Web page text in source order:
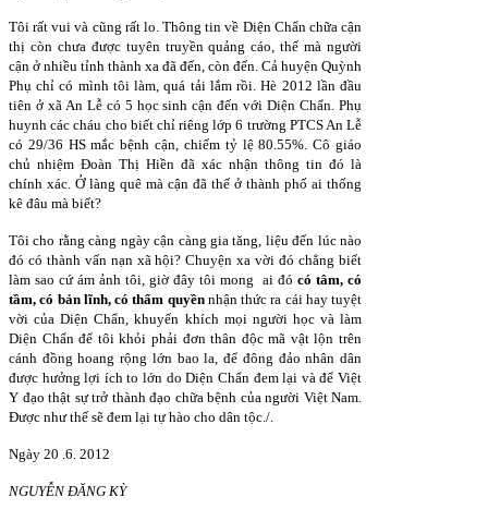
Tôi rất vui và cũng rất lo. Thông tin về Diện Chẩn chữa cận
thị còn chưa được tuyên truyền quảng cáo, thế mà người
cận ở nhiều tỉnh thành xa đã đến, còn đến. Cả huyện Quỳnh
Phụ chỉ có mình tôi làm, quá tải lắm rồi. Hè 2012 lần đầu
tiên ở xã An Lễ có 5 học sinh cận đến với Diện Chẩn. Phụ
huynh các cháu cho biết chỉ riêng lớp 6 trường PTCS An Lễ
có 29/36 HS mắc bệnh cận, chiếm tỷ lệ 80.55%. Cô giáo
chủ nhiệm Đoàn Thị Hiền đã xác nhận thông tin đó là
chính xác. Ở làng quê mà cận đã thế ở thành phố ai thống
kê đâu mà biết?
Tôi cho rằng càng ngày cận càng gia tăng, liệu đến lúc nào
đó có thành vấn nạn xã hội? Chuyện xa vời đó chẳng biết
làm sao cứ ám ảnh tôi, giờ đây tôi mong ai đó có tâm, có
tầm, có bản lĩnh, có thẩm quyềnnhận thức ra cái hay tuyệt
vời của Diện Chẩn, khuyến khích mọi người học và làm
Diện Chẩn để tôi khỏi phải đơn thân độc mã vật lộn trên
cánh đồng hoang rộng lớn bao la, để đông đảo nhân dân
được hưởng lợi ích to lớn do Diện Chẩn đem lại và để Việt
Y đạo thật sự trở thành đạo chữa bệnh của người Việt Nam.
Được như thế sẽ đem lại tự hào cho dân tộc./.
Ngày 20 .6. 2012
NGUYỄN ĐĂNG KỲ